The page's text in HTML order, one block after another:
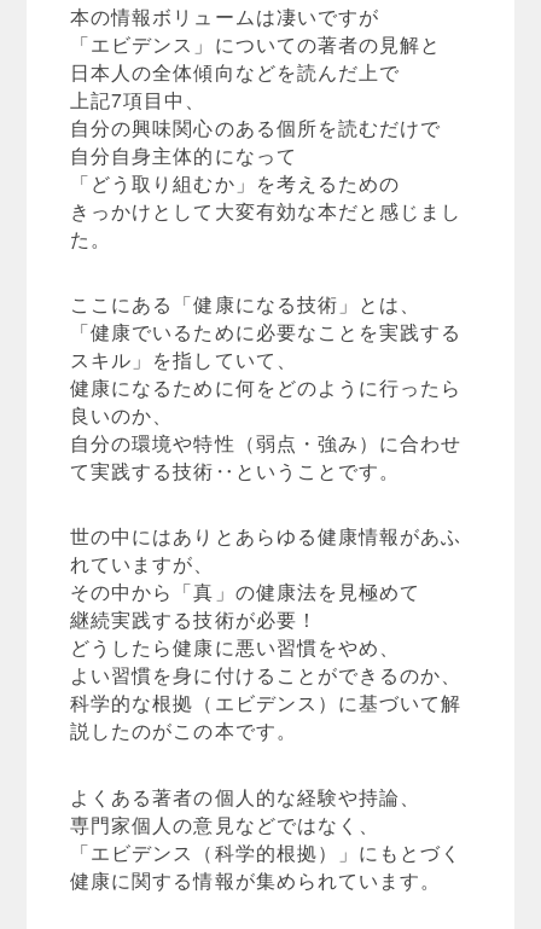
本の情報ボリュームは凄いですが
「エビデンス」についての著者の見解と
日本人の全体傾向などを読んだ上で
上記7項目中、
自分の興味関心のある個所を読むだけで
自分自身主体的になって
「どう取り組むか」を考えるための
きっかけとして大変有効な本だと感じまし
た。
ここにある「健康になる技術」とは、
「健康でいるために必要なことを実践する
スキル」を指していて、
健康になるために何をどのように行ったら
良いのか、
自分の環境や特性（弱点・強み）に合わせ
て実践する技術‥ということです。
世の中にはありとあらゆる健康情報があふ
れていますが、
その中から「真」の健康法を見極めて
継続実践する技術が必要！
どうしたら健康に悪い習慣をやめ、
よい習慣を身に付けることができるのか、
科学的な根拠（エビデンス）に基づいて解
説したのがこの本です。
よくある著者の個人的な経験や持論、
専門家個人の意見などではなく、
「エビデンス（科学的根拠）」にもとづく
健康に関する情報が集められています。